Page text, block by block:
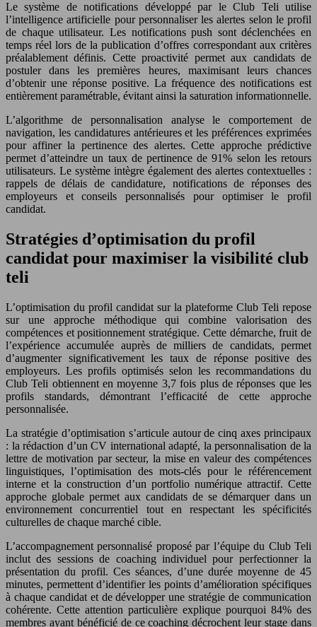
Le système de notifications développé par le Club Teli utilise
l’intelligence artificielle pour personnaliser les alertes selon le profil
de chaque utilisateur. Les notifications push sont déclenchées en
temps réel lors de la publication d’offres correspondant aux critères
préalablement définis. Cette proactivité permet aux candidats de
postuler dans les premières heures, maximisant leurs chances
d’obtenir une réponse positive. La fréquence des notifications est
entièrement paramétrable, évitant ainsi la saturation informationnelle.
L’algorithme de personnalisation analyse le comportement de
navigation, les candidatures antérieures et les préférences exprimées
pour affiner la pertinence des alertes. Cette approche prédictive
permet d’atteindre un taux de pertinence de 91% selon les retours
utilisateurs. Le système intègre également des alertes contextuelles :
rappels de délais de candidature, notifications de réponses des
employeurs et conseils personnalisés pour optimiser le profil
candidat.
Stratégies d’optimisation du profil
candidat pour maximiser la visibilité club
teli
L’optimisation du profil candidat sur la plateforme Club Teli repose
sur une approche méthodique qui combine valorisation des
compétences et positionnement stratégique. Cette démarche, fruit de
l’expérience accumulée auprès de milliers de candidats, permet
d’augmenter significativement les taux de réponse positive des
employeurs. Les profils optimisés selon les recommandations du
Club Teli obtiennent en moyenne 3,7 fois plus de réponses que les
profils standards, démontrant l’efficacité de cette approche
personnalisée.
La stratégie d’optimisation s’articule autour de cinq axes principaux
: la rédaction d’un CV international adapté, la personnalisation de la
lettre de motivation par secteur, la mise en valeur des compétences
linguistiques, l’optimisation des mots-clés pour le référencement
interne et la construction d’un portfolio numérique attractif. Cette
approche globale permet aux candidats de se démarquer dans un
environnement concurrentiel tout en respectant les spécificités
culturelles de chaque marché cible.
L’accompagnement personnalisé proposé par l’équipe du Club Teli
inclut des sessions de coaching individuel pour perfectionner la
présentation du profil. Ces séances, d’une durée moyenne de 45
minutes, permettent d’identifier les points d’amélioration spécifiques
à chaque candidat et de développer une stratégie de communication
cohérente. Cette attention particulière explique pourquoi 84% des
membres ayant bénéficié de ce coaching décrochent leur stage dans